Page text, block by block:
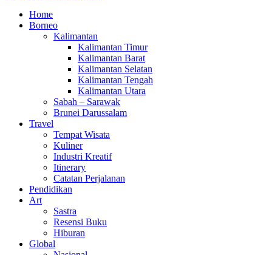
Home
Borneo
Kalimantan
Kalimantan Timur
Kalimantan Barat
Kalimantan Selatan
Kalimantan Tengah
Kalimantan Utara
Sabah – Sarawak
Brunei Darussalam
Travel
Tempat Wisata
Kuliner
Industri Kreatif
Itinerary
Catatan Perjalanan
Pendidikan
Art
Sastra
Resensi Buku
Hiburan
Global